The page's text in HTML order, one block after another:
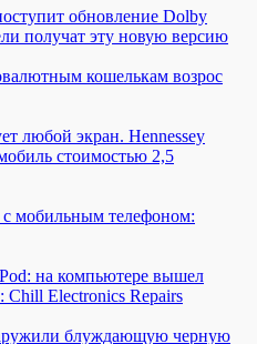
обновление Dolby
получат эту новую версию
кошелькам возрос
любой экран. Hennessey
стоимостью 2,5
с мобильным телефоном:
на компьютере вышел
Chill Electronics Repairs
блуждающую черную